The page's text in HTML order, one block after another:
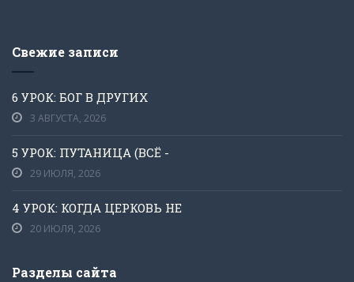
Свежие записи
6 УРОК: БОГ В ДРУГИХ
3 АВГУСТА, 2026
5 УРОК: ПУТАНИЦА (ВСЁ -
29 ИЮЛЯ, 2026
4 УРОК: КОГДА ЦЕРКОВЬ НЕ
20 ИЮЛЯ, 2026
Разделы сайта